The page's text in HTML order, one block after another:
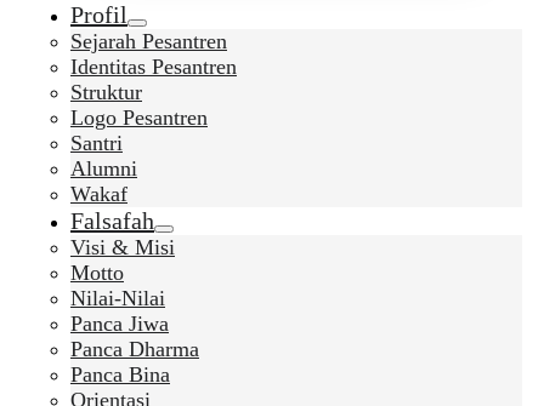
Profil
Sejarah Pesantren
Identitas Pesantren
Struktur
Logo Pesantren
Santri
Alumni
Wakaf
Falsafah
Visi & Misi
Motto
Nilai-Nilai
Panca Jiwa
Panca Dharma
Panca Bina
Orientasi